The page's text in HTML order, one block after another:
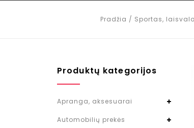
Pradžia / Sportas,
Produktų kategorijos
Apranga, aksesuarai
Automobilių prekės